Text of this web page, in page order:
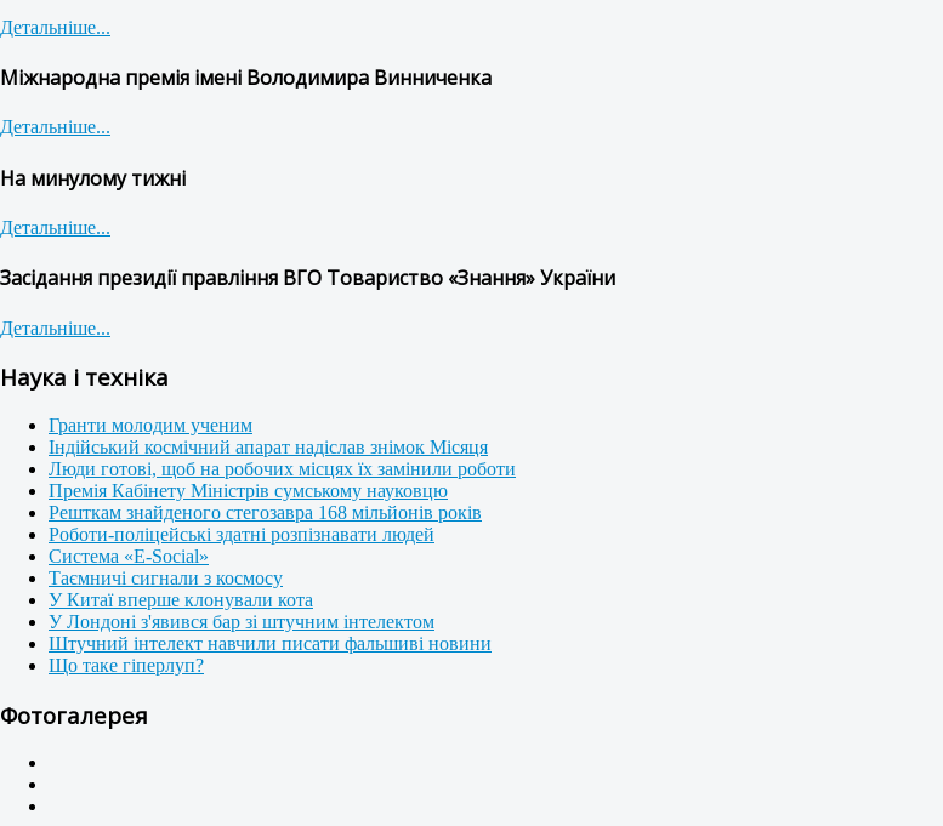
Детальніше...
Міжнародна премія імені Володимира Винниченка
Детальніше...
На минулому тижні
Детальніше...
Засідання президії правління ВГО Товариство «Знання» України
Детальніше...
Наука і техніка
Гранти молодим ученим
Індійський космічний апарат надіслав знімок Місяця
Люди готові, щоб на робочих місцях їх замінили роботи
Премія Кабінету Міністрів сумському науковцю
Решткам знайденого стегозавра 168 мільйонів років
Роботи-поліцейські здатні розпізнавати людей
Система «E-Social»
Таємничі сигнали з космосу
У Китаї вперше клонували кота
У Лондоні з'явився бар зі штучним інтелектом
Штучний інтелект навчили писати фальшиві новини
Що таке гіперлуп?
Фотогалерея